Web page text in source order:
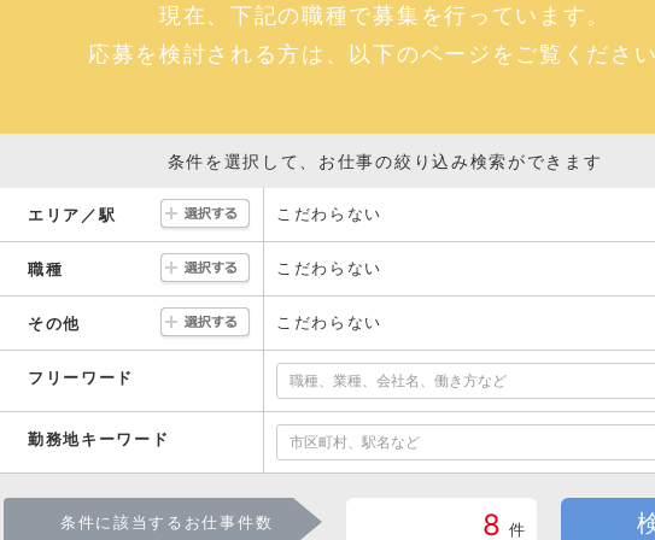
現在、下記の職種で募集を行っています。
応募を検討される方は、以下のページをご覧ください
条件を選択して、お仕事の絞り込み検索ができます
エリア／駅 こだわらない
職種 こだわらない
その他 こだわらない
フリーワード
勤務地キーワード
条件に該当するお仕事件数 8 件